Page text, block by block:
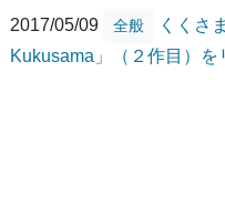
2017/05/09
全般
くくさ
Kukusama」（２作目）を